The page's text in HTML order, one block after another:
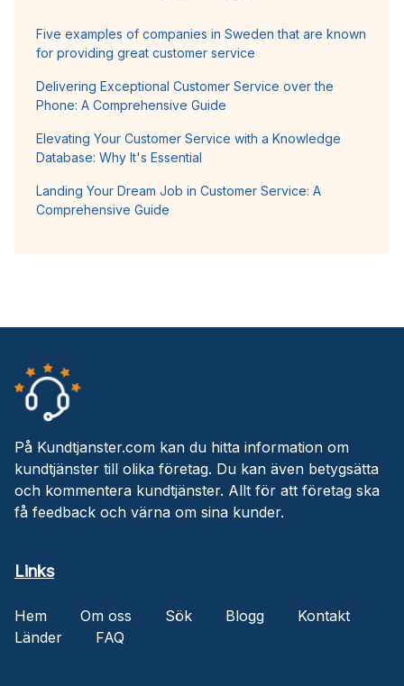
Five examples of companies in Sweden that are known
for providing great customer service
Delivering Exceptional Customer Service over the
Phone: A Comprehensive Guide
Elevating Your Customer Service with a Knowledge
Database: Why It's Essential
Landing Your Dream Job in Customer Service: A
Comprehensive Guide
På Kundtjanster.com kan du hitta information om
kundtjänster till olika företag. Du kan även betygsätta
och kommentera kundtjänster. Allt för att företag ska
få feedback och värna om sina kunder.
Links
Hem Om oss Sök Blogg
Kontakt
Länder
FAQ